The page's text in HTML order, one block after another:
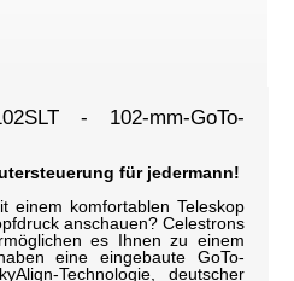
- 102-mm-GoTo-
für jedermann!
einem komfortablen Teleskop
anschauen? Celestrons
es Ihnen zu einem
eine eingebaute GoTo-
Technologie, deutscher